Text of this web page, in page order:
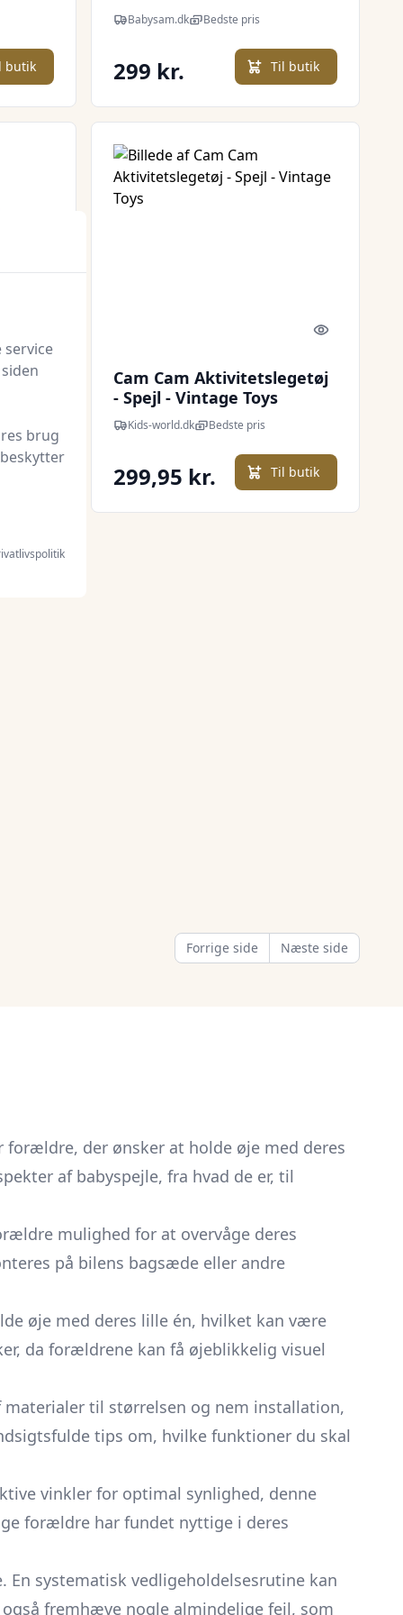
butik
Babysam.dk Bedste pris
299 kr. Til butik
butik
Quick look
Cam Cam Aktivitetslegetøj
- Spejl - Vintage Toys
Kids-world.dk Bedste pris
299,95 kr. Til butik
Forrige side Næste side
der ønsker at holde øje med deres
af babyspejle, fra hvad de er, til
mulighed for at overvåge deres
på bilens bagsæde eller andre
øje med deres lille én, hvilket kan være
da forældrene kan få øjeblikkelig visuel
til størrelsen og nem installation,
tips om, hvilke funktioner du skal
vinkler for optimal synlighed, denne
forældre har fundet nyttige i deres
systematisk vedligeholdelsesrutine kan
fremhæve nogle almindelige fejl, som
brug